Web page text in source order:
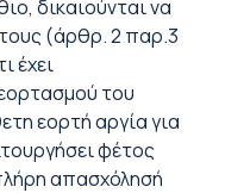
δικαιούνται να
(άρθρ. 2 παρ.3
έχει
του
εορτή αργία για
φέτος
απασχόλησή